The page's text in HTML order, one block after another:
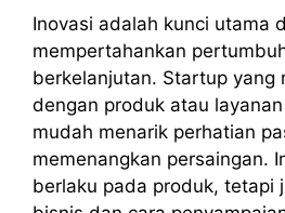
Inovasi adalah kunci utama
mempertahankan
berkelanjutan. Startup yang
dengan produk atau
mudah menarik perhatian
memenangkan persaingan.
berlaku pada produk, tetapi